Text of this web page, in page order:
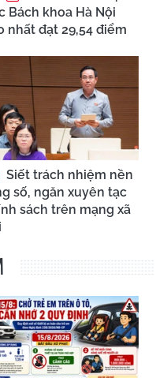
Bách khoa Hà Nội
nhất đạt 29,54 điểm
Siết trách nhiệm nền
số, ngăn xuyên tạc
sách trên mạng xã